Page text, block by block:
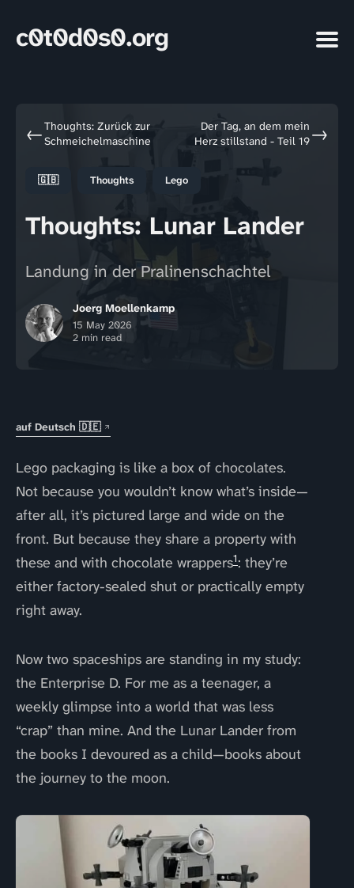
c0t0d0s0.org
←Thoughts: Zurück zur
Schmeichelmaschine
Der Tag, an dem mein
Herz stillstand - Teil 19→
🇬🇧 Thoughts Lego
Thoughts: Lunar Lander
Landung in der Pralinenschachtel
Joerg Moellenkamp
15 May 2026
2 min read
auf Deutsch 🇩🇪
Lego packaging is like a box of chocolates.
Not because you wouldn’t know what’s inside—
after all, it’s pictured large and wide on the
front. But because they share a property with
these and with chocolate wrappers1: they’re
either factory-sealed shut or practically empty
right away.
Now two spaceships are standing in my study:
the Enterprise D. For me as a teenager, a
weekly glimpse into a world that was less
“crap” than mine. And the Lunar Lander from
the books I devoured as a child—books about
the journey to the moon.